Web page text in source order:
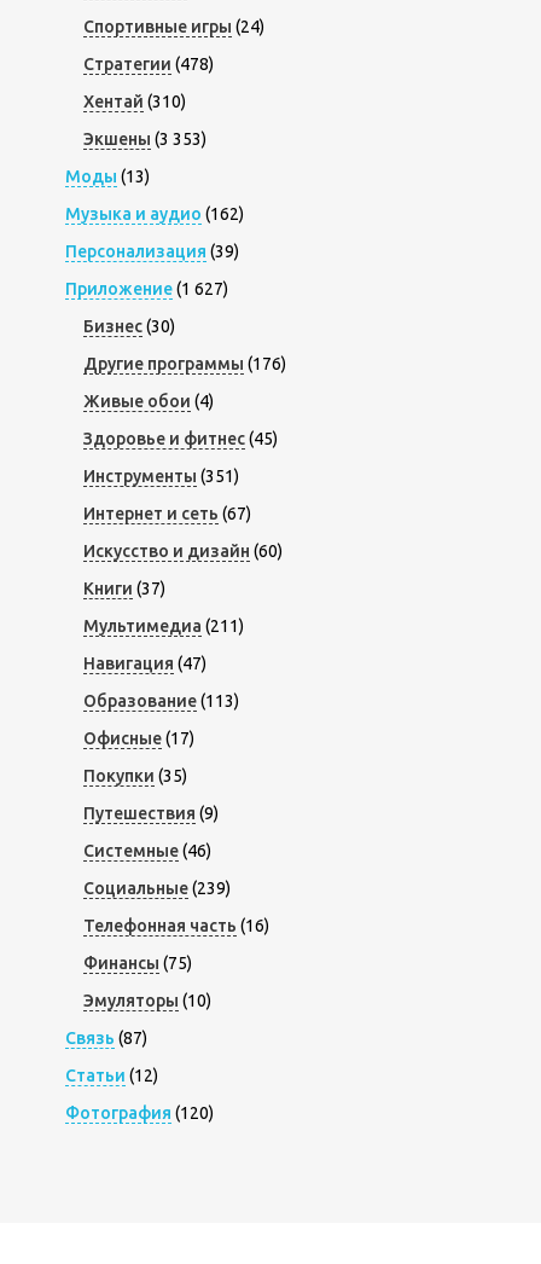
Спортивные игры (24)
Стратегии (478)
Хентай (310)
Экшены (3 353)
Моды (13)
Музыка и аудио (162)
Персонализация (39)
Приложение(1 627)
Бизнес(30)
Другие программы (176)
Живые обои (4)
Здоровье и фитнес(45)
Инструменты (351)
Интернет и сеть (67)
Искусство и дизайн (60)
Книги (37)
Мультимедиа (211)
Навигация (47)
Образование(113)
Офисные(17)
Покупки (35)
Путешествия (9)
Системные(46)
Социальные(239)
Телефонная часть (16)
Финансы (75)
Эмуляторы (10)
Связь (87)
Статьи (12)
Фотография (120)